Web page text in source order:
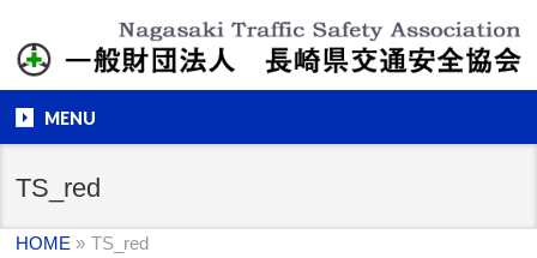
MENU
TS_red
HOME » TS_red